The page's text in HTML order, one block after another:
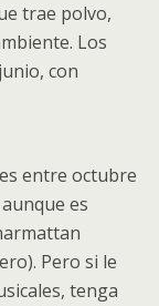
trae polvo,
Los
con
entre octubre
es
Pero si le
tenga